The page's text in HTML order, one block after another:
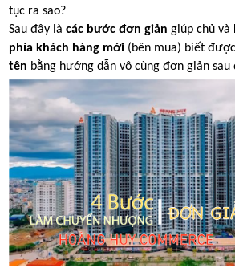
tục ra sao?
Sau đây là các bước đơn giản giúp chủ và
phía khách hàng mới(bên mua) biết được
tên bằng hướng dẫn vô cùng đơn giản sau